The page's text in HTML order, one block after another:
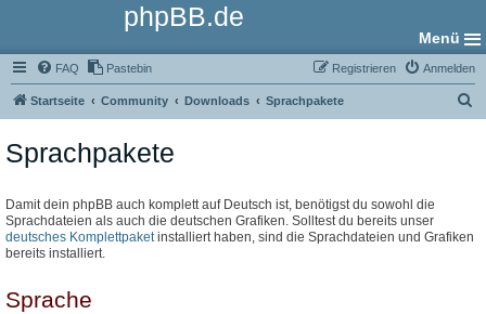
phpBB.de
Menü
FAQ Pastebin Anmelden
Registrieren
Startseite Community Downloads Sprachpakete
Sprachpakete
Damit dein phpBB auch komplett auf Deutsch ist, benötigst du sowohl die
Sprachdateien als auch die deutschen Grafiken. Solltest du bereits unser
deutsches Komplettpaketinstalliert haben, sind die Sprachdateien und Grafiken
bereits installiert.
Sprache